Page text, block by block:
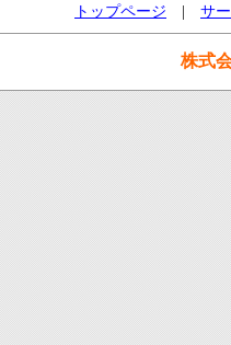
トップページ サ
株式